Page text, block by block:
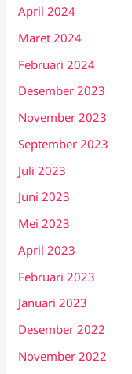
April 2024
Maret 2024
Februari 2024
Desember 2023
November 2023
September 2023
Juli 2023
Juni 2023
Mei 2023
April 2023
Februari 2023
Januari 2023
Desember 2022
November 2022